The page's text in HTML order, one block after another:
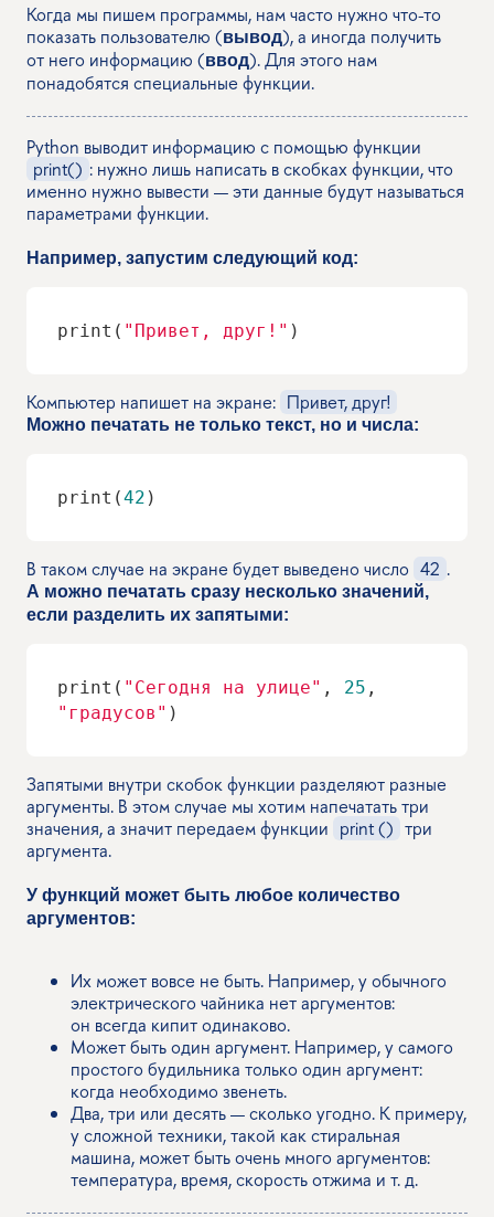
Когда мы пишем программы, нам часто нужно что-то
показать пользователю (вывод), а иногда получить
от него информацию (ввод). Для этого нам
понадобятся специальные функции.
​​Python выводит информацию с помощью функции
print() : нужно лишь написать в скобках функции, что
именно нужно вывести — эти данные будут называться
параметрами функции.
Например, запустим следующий код:
print( "Привет, друг!" )
Компьютер напишет на экране: Привет, друг!
Можно печатать не только текст, но и числа:
print(42 )
В таком случае на экране будет выведено число 42 .
А можно печатать сразу несколько значений,
если разделить их запятыми:
print( "Сегодня на улице" , 25
"градусов" )
Запятыми внутри скобок функции разделяют разные
аргументы. В этом случае мы хотим напечатать три
значения, а значит передаем функции print () три
аргумента.
У функций может быть любое количество
аргументов:
Их может вовсе не быть. Например, у обычного
электрического чайника нет аргументов:
он всегда кипит одинаково.
Может быть один аргумент. Например, у самого
простого будильника только один аргумент:
когда необходимо звенеть.
Два, три или десять — сколько угодно. К примеру,
у сложной техники, такой как стиральная
машина, может быть очень много аргументов:
температура, время, скорость отжима и т. д.